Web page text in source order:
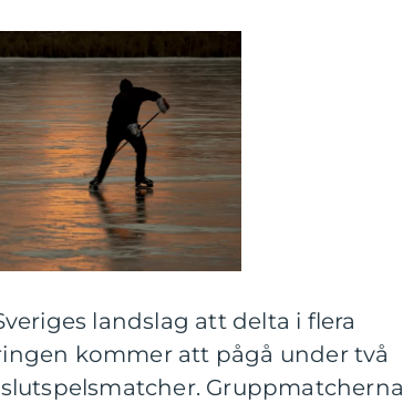
landslag att delta i flera
kommer att pågå under två
Gruppmatcherna